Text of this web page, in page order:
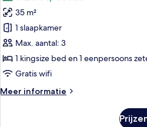
Deluxe
studio,
balkon
laden
35 m²
1 slaapkamer
Max. aantal: 3
1 kingsize bed en 1 eenpersoons
Gratis wifi
Meer informatie
Meer